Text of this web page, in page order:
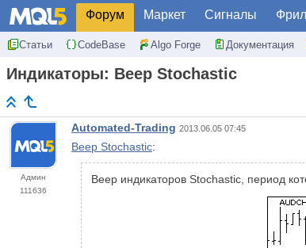
Форум Маркет Сигналы
Статьи CodeBase Algo Forge Документация
Индикаторы: Веер Stochastic
Админ
111636
Automated-Trading 2013.06.05 07:45
Веер Stochastic:
Веер индикаторов Stochastic, период